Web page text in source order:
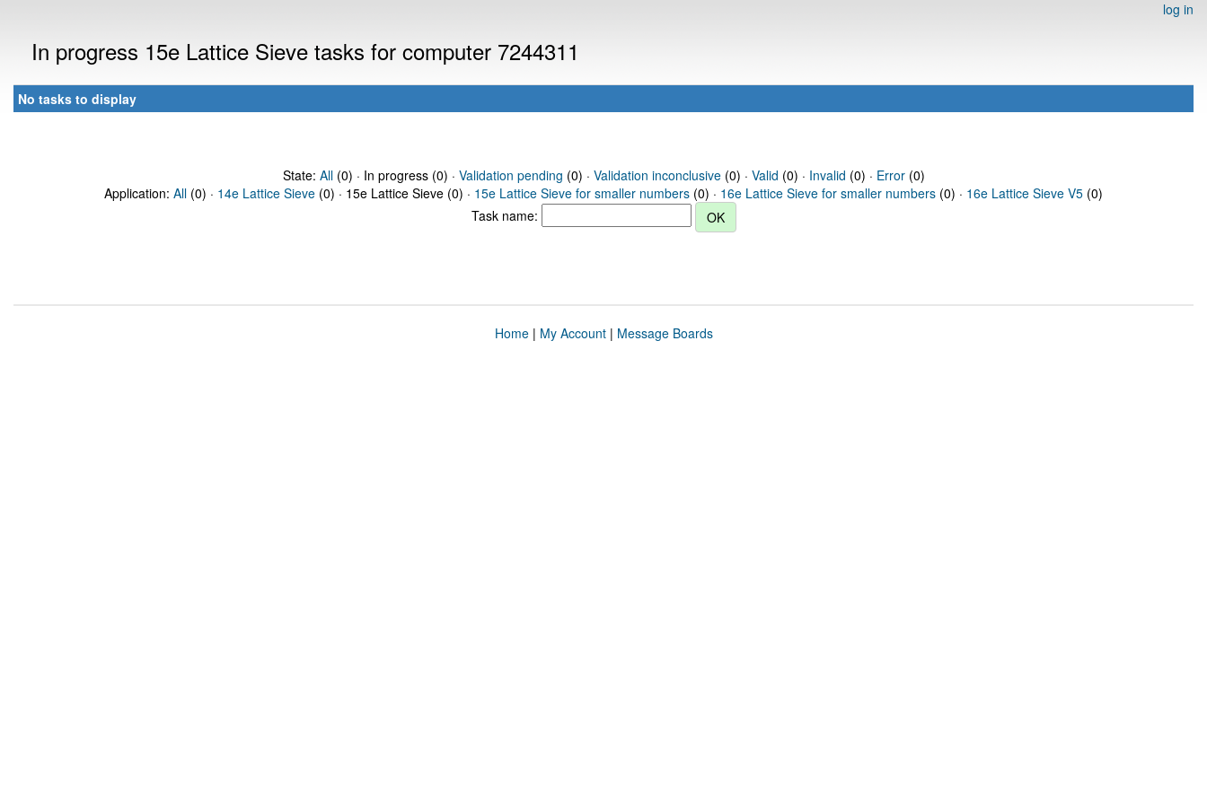
log in
In progress 15e Lattice Sieve tasks for computer 7244311
No tasks to display
State: All(0) · In progress (0) · Validation pending (0) · Validation inconclusive(0) · Valid (0) · Invalid (0) · Error(0)
Application: All (0) · 14e Lattice Sieve (0) · 15e Lattice Sieve (0) · 15e Lattice Sieve for smaller numbers (0) · 16e Lattice Sieve for smaller numbers (0) · 16e Lattice Sieve V5 (0)
Task name:
Home| My Account| Message Boards